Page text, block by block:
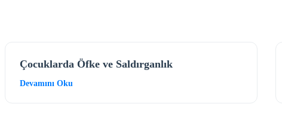
Çocuklarda Öfke ve Saldırganlık
Devamını Oku